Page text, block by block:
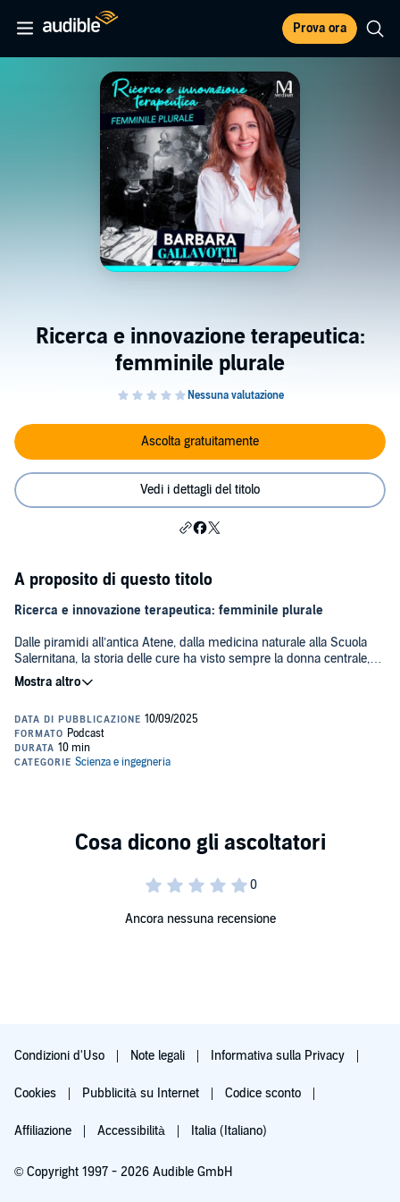
Prova ora
Ricerca e innovazione terapeutica:
femminile plurale
Ascolta gratuitamente
Vedi i dettagli del titolo
A proposito di questo titolo
Ricerca e innovazione terapeutica: femminile plurale
Dalle piramidi all’antica Atene, dalla medicina naturale alla Scuola
Salernitana, la storia delle cure ha visto sempre la donna centrale,
anche se il suo ruolo quasi mai è stato riconosciuto.
stato rotto e l’innovazione terapeutica progredisce grazie al talento e
alla competenza delle donne.
Ascolta il mio nuovo podcast dedicato alla ricerca al femminile.
Ancora nessuna recensione
Condizioni d'Uso Note legali Informativa sulla Privacy
Cookies Pubblicità su Internet Codice sconto
Affiliazione Accessibilità Italia (Italiano)
© Copyright 1997 - 2026 Audible GmbH